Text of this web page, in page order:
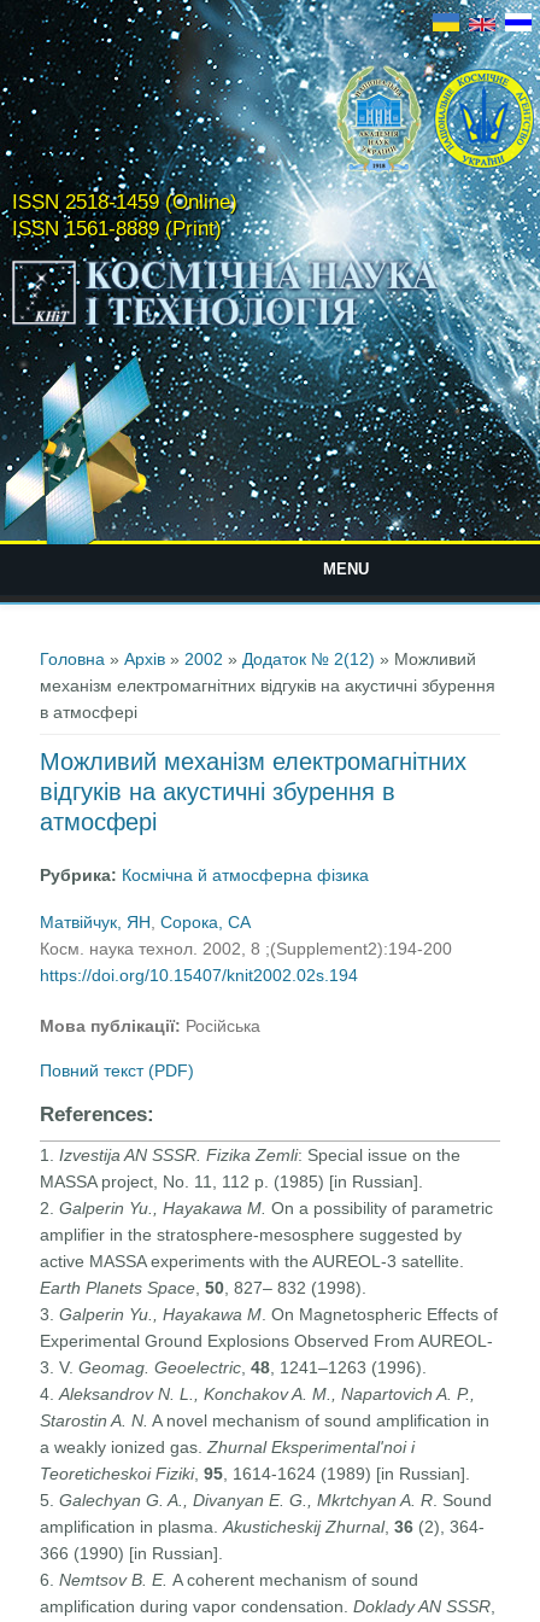
ISSN 2518-1459 (Online)
ISSN 1561-8889 (Print)
MENU
Головна »Архів » 2002 » Додаток № 2(12) » Можливий
механізм електромагнітних відгуків на акустичні збурення
в атмосфері
Можливий механізм електромагнітних
відгуків на акустичні збурення в
атмосфері
Рубрика: Космічна й атмосферна фізика
Матвійчук, ЯН ,Сорока, СА
Косм. наука технол. 2002, 8 ;(Supplement2):194-200
https://doi.org/10.15407/knit2002.02s.194
Мова публікації: Російська
Повний текст (PDF)
References:
1.Izvestija AN SSSR. Fizika Zemli: Special issue on the
MASSA project, No. 11, 112 p. (1985) [in Russian].
2.Galperin Yu., Hayakawa M. On a possibility of parametric
amplifier in the stratosphere-mesosphere suggested by
active MASSA experiments with the AUREOL-3 satellite.
Earth Planets Space ,50 , 827– 832 (1998).
3.Galperin Yu., Hayakawa M . On Magnetospheric Effects of
Experimental Ground Explosions Observed From AUREOL-
3. V.Geomag. Geoelectric ,48 , 1241–1263 (1996).
4.Aleksandrov N. L., Konchakov A. M., Napartovich A. P.,
Starostin A. N. A novel mechanism of sound amplification in
a weakly ionized gas.Zhurnal Eksperimental'noi i
Teoreticheskoi Fiziki,95 , 1614-1624 (1989) [in Russian].
5.Galechyan G. A., Divanyan E. G., Mkrtchyan A. R . Sound
amplification in plasma.Akusticheskij Zhurnal,36 (2), 364-
366 (1990) [in Russian].
6.Nemtsov B. E.A coherent mechanism of sound
amplification during vapor condensation.Doklady AN SSSR